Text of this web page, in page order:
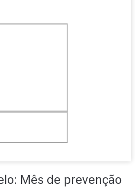
Mês de prevenção